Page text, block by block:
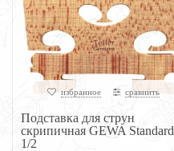
избранное сравнить
Подставка для струн
скрипичная GEWA Standard
1/2